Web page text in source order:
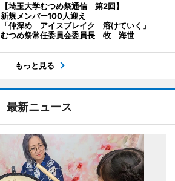
【埼玉大学むつめ祭通信 第2回】
新規メンバー100人迎え
「仲深め アイスブレイク 溶けていく」
むつめ祭常任委員会委員長 牧 海世
もっと見る
最新ニュース